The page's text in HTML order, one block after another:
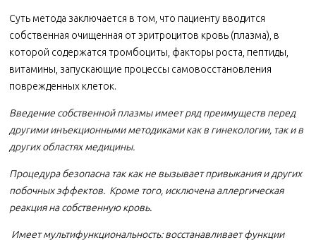
Суть метода заключается в том, что пациенту вводится
собственная очищенная от эритроцитов кровь (плазма), в
которой содержатся тромбоциты, факторы роста, пептиды,
витамины, запускающие процессы самовосстановления
поврежденных клеток.
Введение собственной плазмы имеет ряд преимуществ перед
другими инъекционными методиками как в гинекологии, так и в
других областях медицины.
Процедура безопасна так как не вызывает привыкания и других
побочных эффектов. Кроме того, исключена аллергическая
реакция на собственную кровь.
Имеет мультифункциональность: восстанавливает функции